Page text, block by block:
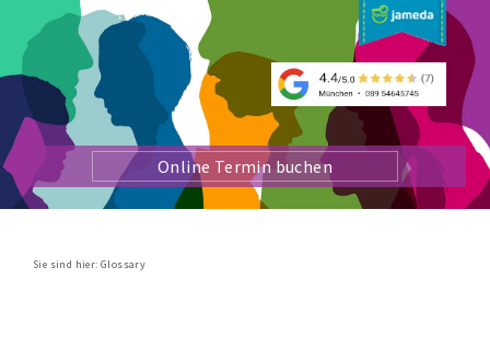
Online Termin buchen
Sie sind hier:Glossary